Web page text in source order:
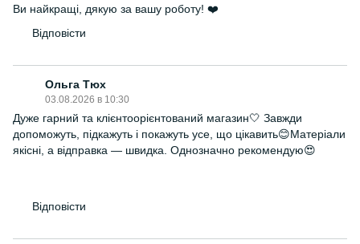
Ви найкращі, дякую за вашу роботу! ❤️
Відповісти
Ольга Тюх
03.08.2026 в 10:30
Дуже гарний та клієнтоорієнтований магазин🤍 Завжди
допоможуть, підкажуть і покажуть усе, що цікавить😊Матеріали
якісні, а відправка — швидка. Однозначно рекомендую😍
Відповісти